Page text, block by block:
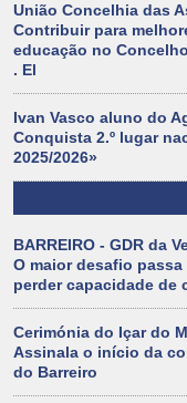
União Concelhia das
Contribuir para
educação no Concelho
. El
Ivan Vasco aluno do
Conquista 2.º lugar
2025/2026»
BARREIRO - GDR da
O maior desafio
perder capacidade de
Cerimónia do Içar do
Assinala o início da
do Barreiro